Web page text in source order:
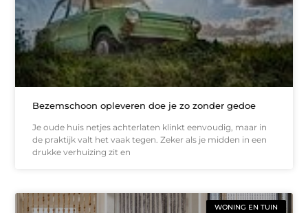
Bezemschoon opleveren doe je zo zonder gedoe
Je oude huis netjes achterlaten klinkt eenvoudig, maar in
de praktijk valt het vaak tegen. Zeker als je midden in een
drukke verhuizing zit en
WONING EN TUIN